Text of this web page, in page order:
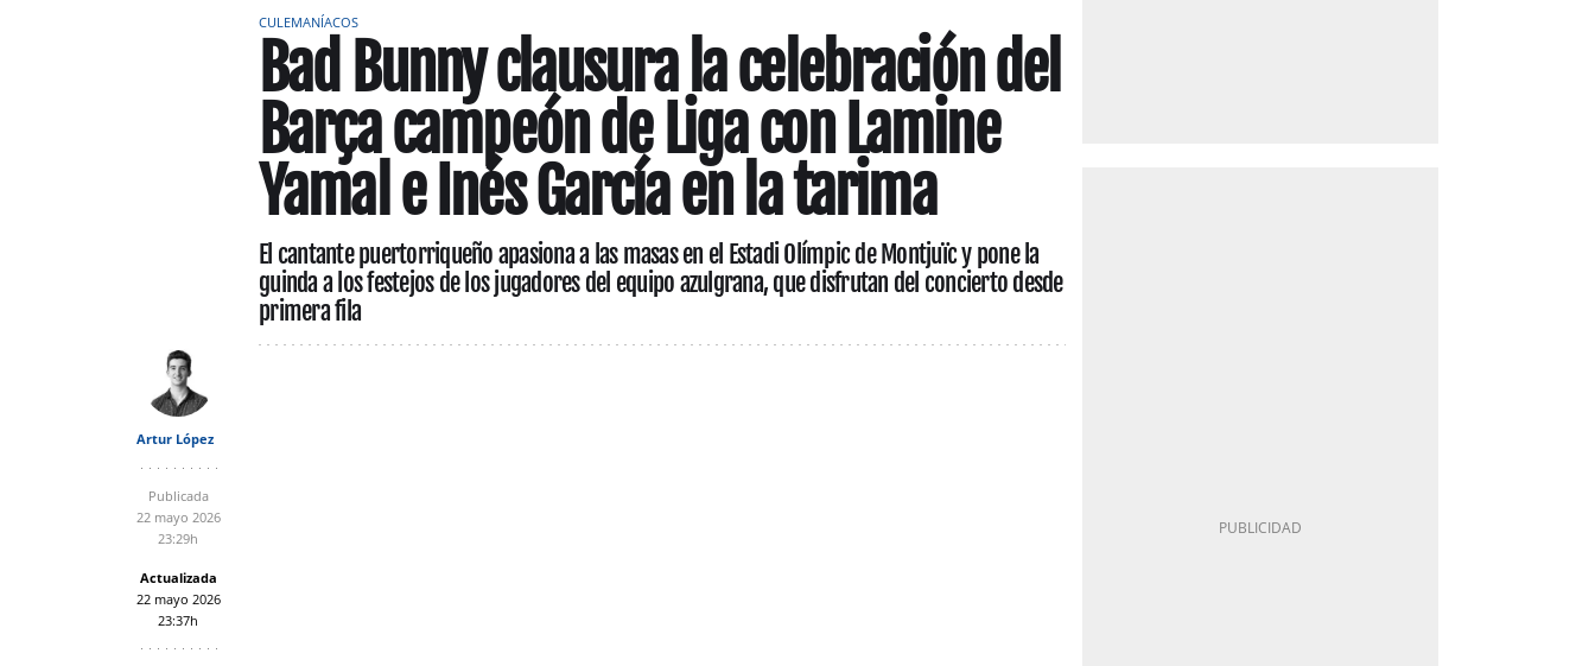
CULEMANÍACOS
Bad Bunny clausura la celebración del
Barça campeón de Liga con Lamine
Yamal e Inés García en la tarima
El cantante puertorriqueño apasiona a las masas en el Estadi Olímpic de Montjuïc y pone la
guinda a los festejos de los jugadores del equipo azulgrana, que disfrutan del concierto desde
primera fila
Artur López
Publicada
22 mayo 2026
23:29h
Actualizada
22 mayo 2026
23:37h